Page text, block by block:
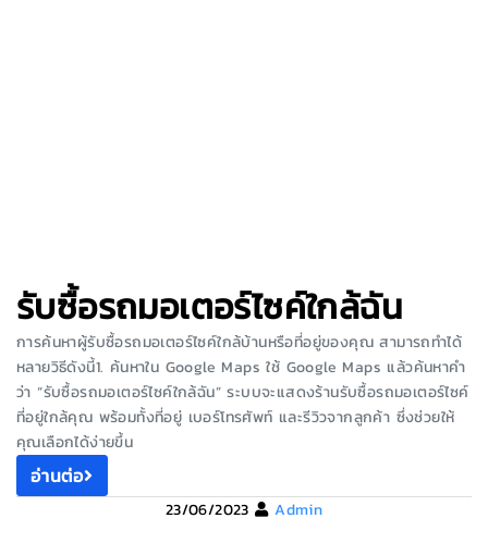
รับซื้อรถมอเตอร์ไซค์ใกล้ฉัน
การค้นหาผู้รับซื้อรถมอเตอร์ไซค์ใกล้บ้านหรือที่อยู่ของคุณ สามารถทำได้
หลายวิธีดังนี้1. ค้นหาใน Google Maps ใช้ Google Maps แล้วค้นหาคำ
ว่า “รับซื้อรถมอเตอร์ไซค์ใกล้ฉัน” ระบบจะแสดงร้านรับซื้อรถมอเตอร์ไซค์
ที่อยู่ใกล้คุณ พร้อมทั้งที่อยู่ เบอร์โทรศัพท์ และรีวิวจากลูกค้า ซึ่งช่วยให้
คุณเลือกได้ง่ายขึ้น
อ่านต่อ
23/06/2023 Admin